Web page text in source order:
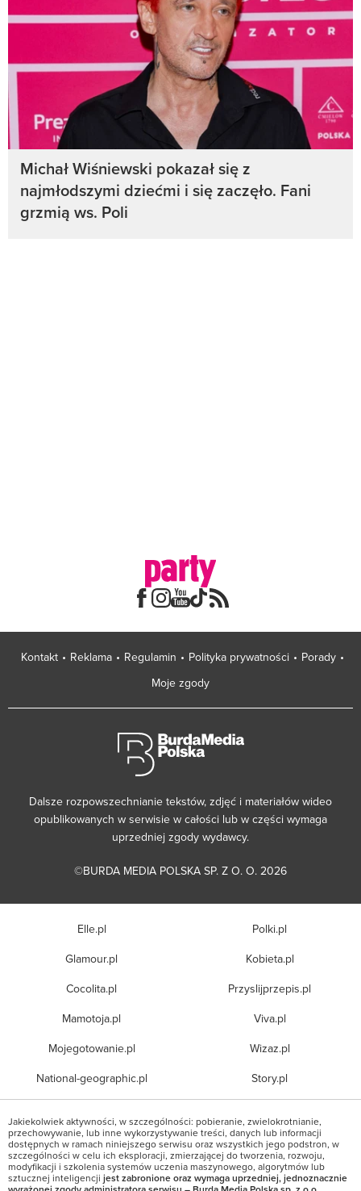
Michał Wiśniewski pokazał się z
najmłodszymi dziećmi i się zaczęło. Fani
grzmią ws. Poli
Kontakt Reklama Regulamin Polityka prywatności
Porady
Moje zgody
Dalsze rozpowszechnianie tekstów, zdjęć i materiałów wideo
opublikowanych w serwisie w całości lub w części wymaga
uprzedniej zgody wydawcy.
©BURDA MEDIA POLSKA SP. Z O. O. 2026
Elle.pl
Glamour.pl
Cocolita.pl
Mamotoja.pl
Mojegotowanie.pl
National-geographic.pl
Polki.pl
Kobieta.pl
Przyslijprzepis.pl
Viva.pl
Wizaz.pl
Story.pl
Jakiekolwiek aktywności, w szczególności: pobieranie, zwielokrotnianie,
przechowywanie, lub inne wykorzystywanie treści, danych lub informacji
dostępnych w ramach niniejszego serwisu oraz wszystkich jego podstron, w
szczególności w celu ich eksploracji, zmierzającej do tworzenia, rozwoju,
modyfikacji i szkolenia systemów uczenia maszynowego, algorytmów lub
sztucznej inteligencji jest zabronione oraz wymaga uprzedniej, jednoznacznie